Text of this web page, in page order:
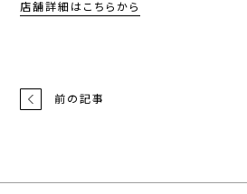
店舗詳細はこちらから
前の記事